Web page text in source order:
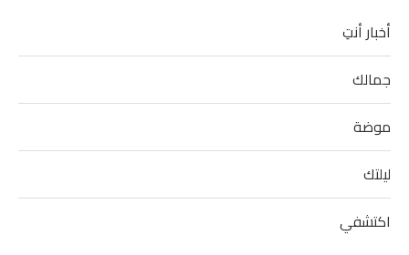
أخبار أنتِ
جمالك
موضة
ليلتك
اكتشفي